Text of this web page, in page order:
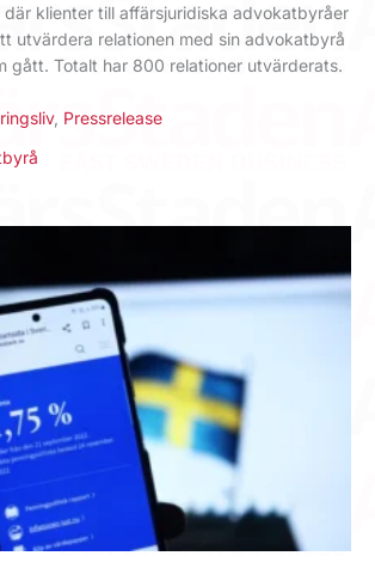
där klienter till affärsjuridiska advokatbyråer
utvärdera relationen med sin advokatbyrå
gått. Totalt har 800 relationer utvärderats.
, Pressrelease